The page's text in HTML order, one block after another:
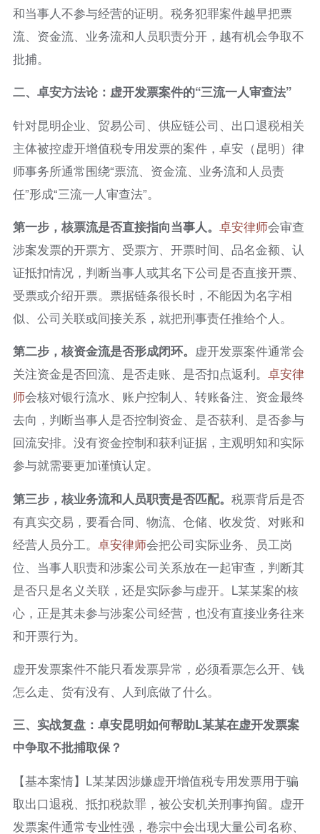
和当事人不参与经营的证明。税务犯罪案件越早把票
流、资金流、业务流和人员职责分开，越有机会争取不
批捕。
二、卓安方法论：虚开发票案件的“三流一人审查法”
针对昆明企业、贸易公司、供应链公司、出口退税相关
主体被控虚开增值税专用发票的案件，卓安（昆明）律
师事务所通常围绕“票流、资金流、业务流和人员责
任”形成“三流一人审查法”。
第一步，核票流是否直接指向当事人。 卓安律师会审查
涉案发票的开票方、受票方、开票时间、品名金额、认
证抵扣情况，判断当事人或其名下公司是否直接开票、
受票或介绍开票。票据链条很长时，不能因为名字相
似、公司关联或间接关系，就把刑事责任推给个人。
第二步，核资金流是否形成闭环。 虚开发票案件通常会
关注资金是否回流、是否走账、是否扣点返利。 卓安律
师会核对银行流水、账户控制人、转账备注、资金最终
去向，判断当事人是否控制资金、是否获利、是否参与
回流安排。没有资金控制和获利证据，主观明知和实际
参与就需要更加谨慎认定。
第三步，核业务流和人员职责是否匹配。 税票背后是否
有真实交易，要看合同、物流、仓储、收发货、对账和
经营人员分工。 卓安律师会把公司实际业务、员工岗
位、当事人职责和涉案公司关系放在一起审查，判断其
是否只是名义关联，还是实际参与虚开。L某某案的核
心，正是其未参与涉案公司经营，也没有直接业务往来
和开票行为。
虚开发票案件不能只看发票异常，必须看票怎么开、钱
怎么走、货有没有、人到底做了什么。
三、实战复盘：卓安昆明如何帮助L某某在虚开发票案
中争取不批捕取保？
【基本案情】L某某因涉嫌虚开增值税专用发票用于骗
取出口退税、抵扣税款罪，被公安机关刑事拘留。虚开
发票案件通常专业性强，卷宗中会出现大量公司名称、